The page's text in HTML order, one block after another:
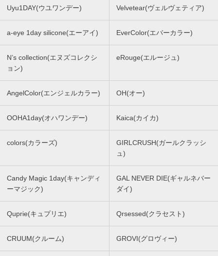
Uyu1DAY(ウユワンデー) Velvetear(ヴェルヴェティア)
a-eye 1day silicone(エーアイ) EverColor(エバーカラー)
N’s collection(エヌズコレクシ
ョン)
eRouge(エルージュ)
AngelColor(エンジェルカラー) OH(オー)
OOHA1day(オハワンデー) Kaica(カイカ)
colors(カラーズ)
GIRLCRUSH(ガールクラッシ
ュ)
Candy Magic 1day(キャンディ
ーマジック)
GAL NEVER DIE(ギャルネバー
ダイ)
Quprie(キュプリエ) Qrsessed(クラセスト)
CRUUM(クルーム) GROVI(グロヴィー)